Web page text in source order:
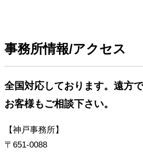
事務所情報/アクセス
全国対応しております。遠方
お客様もご相談下さい。
【神戸事務所】
〒651-0088